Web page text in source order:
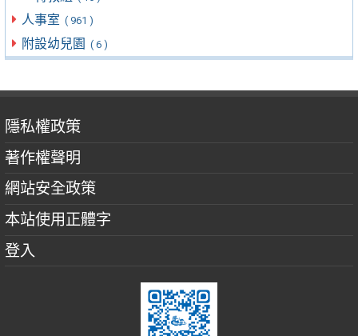
人事室 ( 961 )
附設幼兒園 ( 6 )
隱私權政策
著作權聲明
網站安全政策
本站使用正體字
登入